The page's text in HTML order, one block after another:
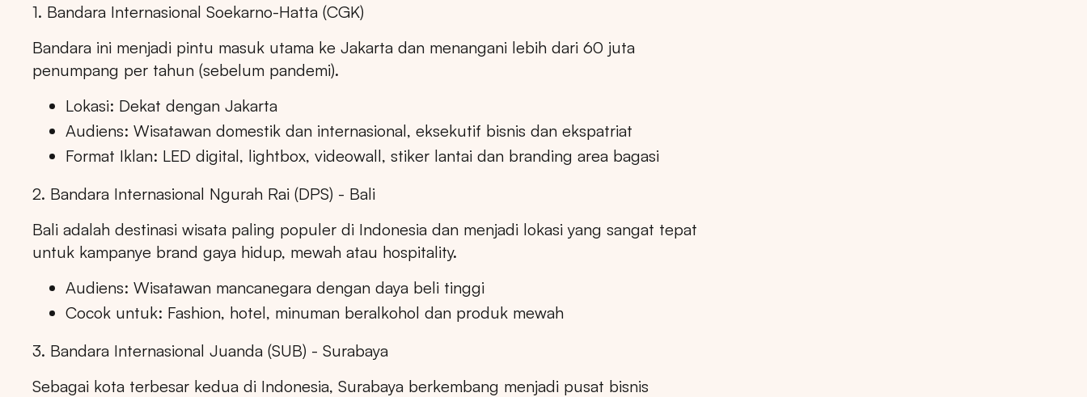
1. Bandara Internasional Soekarno-Hatta (CGK)
Bandara ini menjadi pintu masuk utama ke Jakarta dan menangani lebih dari 60 juta
penumpang per tahun (sebelum pandemi).
Lokasi: Dekat dengan Jakarta
Audiens: Wisatawan domestik dan internasional, eksekutif bisnis dan ekspatriat
Format Iklan: LED digital, lightbox, videowall, stiker lantai dan branding area bagasi
2. Bandara Internasional Ngurah Rai (DPS) - Bali
Bali adalah destinasi wisata paling populer di Indonesia dan menjadi lokasi yang sangat tepat
untuk kampanye brand gaya hidup, mewah atau hospitality.
Audiens: Wisatawan mancanegara dengan daya beli tinggi
Cocok untuk: Fashion, hotel, minuman beralkohol dan produk mewah
3. Bandara Internasional Juanda (SUB) - Surabaya
Sebagai kota terbesar kedua di Indonesia, Surabaya berkembang menjadi pusat bisnis